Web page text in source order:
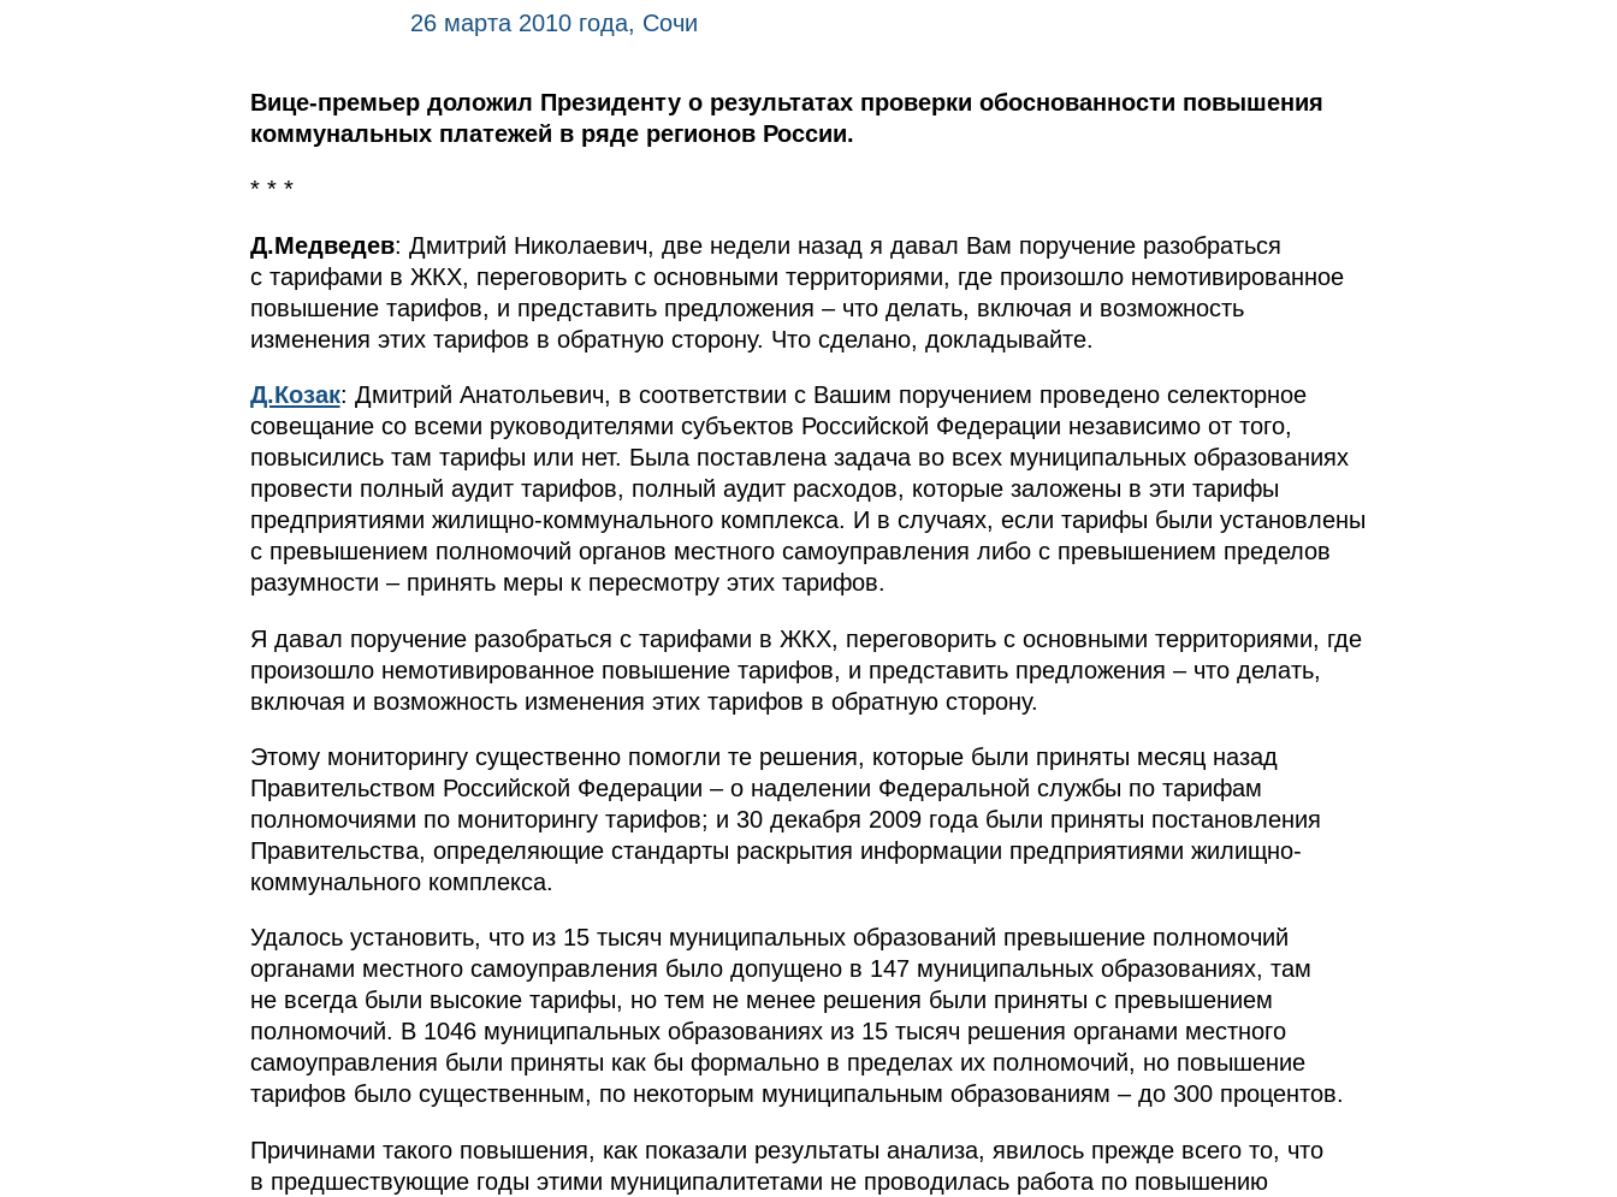
26 марта 2010 года, Сочи
Вице-премьер доложил Президенту о результатах проверки обоснованности повышения
коммунальных платежей в ряде регионов России.
* * *
Д.Медведев: Дмитрий Николаевич, две недели назад я давал Вам поручение разобраться
с тарифами в ЖКХ, переговорить с основными территориями, где произошло немотивированное
повышение тарифов, и представить предложения – что делать, включая и возможность
изменения этих тарифов в обратную сторону. Что сделано, докладывайте.
Д.Козак: Дмитрий Анатольевич, в соответствии с Вашим поручением проведено селекторное
совещание со всеми руководителями субъектов Российской Федерации независимо от того,
повысились там тарифы или нет. Была поставлена задача во всех муниципальных образованиях
провести полный аудит тарифов, полный аудит расходов, которые заложены в эти тарифы
предприятиями жилищно-коммунального комплекса. И в случаях, если тарифы были установлены
с превышением полномочий органов местного самоуправления либо с превышением пределов
разумности – принять меры к пересмотру этих тарифов.
Я давал поручение разобраться с тарифами в ЖКХ, переговорить с основными территориями, где
произошло немотивированное повышение тарифов, и представить предложения – что делать,
включая и возможность изменения этих тарифов в обратную сторону.
Этому мониторингу существенно помогли те решения, которые были приняты месяц назад
Правительством Российской Федерации – о наделении Федеральной службы по тарифам
полномочиями по мониторингу тарифов; и 30 декабря 2009 года были приняты постановления
Правительства, определяющие стандарты раскрытия информации предприятиями жилищно-
коммунального комплекса.
Удалось установить, что из 15 тысяч муниципальных образований превышение полномочий
органами местного самоуправления было допущено в 147 муниципальных образованиях, там
не всегда были высокие тарифы, но тем не менее решения были приняты с превышением
полномочий. В 1046 муниципальных образованиях из 15 тысяч решения органами местного
самоуправления были приняты как бы формально в пределах их полномочий, но повышение
тарифов было существенным, по некоторым муниципальным образованиям – до 300 процентов.
Причинами такого повышения, как показали результаты анализа, явилось прежде всего то, что
в предшествующие годы этими муниципалитетами не проводилась работа по повышению